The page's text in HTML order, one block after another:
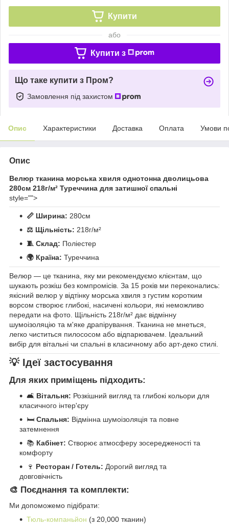
Купити
або
Купити з
Що таке купити з Пром?
Замовлення під захистом
Опис Характеристики Доставка Оплата Умови
Опис
Велюр тканина морська хвиля однотонна дволицьова
280см 218г/м² Туреччина для затишної спальні
style="">
📏 Ширина: 280см
⚖️ Щільність: 218г/м²
🧵 Склад: Поліестер
🌍 Країна: Туреччина
Велюр — це тканина, яку ми рекомендуємо клієнтам, що
шукають розкіш без компромісів. За 15 років ми переконались:
якісний велюр у відтінку морська хвиля з густим коротким
ворсом створює глибокі, насичені кольори, які неможливо
передати на фото. Щільність 218г/м² дає відмінну
шумоізоляцію та м'яке драпірування. Тканина не мнеться,
легко чиститься пилососом або відпарювачем. Ідеальний
вибір для вітальні чи спальні в класичному або арт-деко стилі.
💡 Ідеї застосування
Для яких приміщень підходить:
🛋️ Вітальня: Розкішний вигляд та глибокі кольори для
класичного інтер'єру
🛏️ Спальня: Відмінна шумоізоляція та повне
затемнення
📚 Кабінет: Створює атмосферу зосередженості та
комфорту
🍷 Ресторан / Готель: Дорогий вигляд та
довговічність
🎨 Поєднання та комплекти:
Ми допоможемо підібрати:
Тюль-компаньйон (з 20,000 тканин)